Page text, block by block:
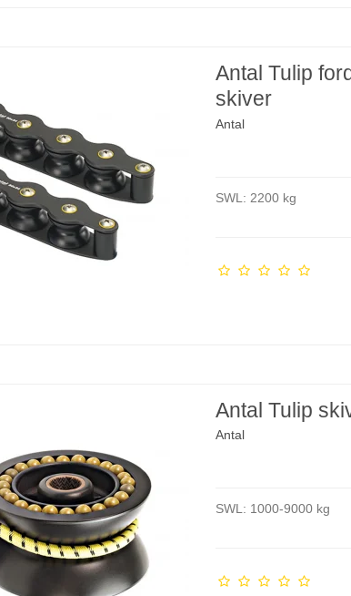
Antal Tulip
skiver
Antal
SWL: 2200 kg
Antal Tulip
Antal
SWL: 1000-9000 kg